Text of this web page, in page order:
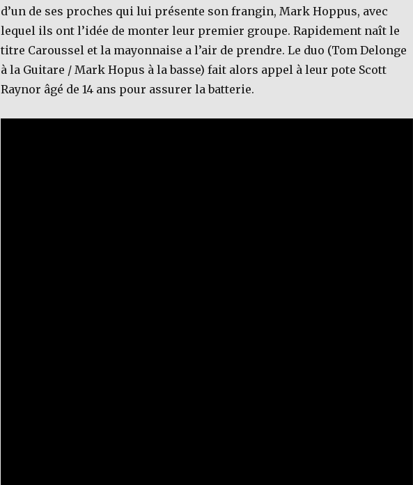
d’un de ses proches qui lui présente son frangin, Mark Hoppus, avec
lequel ils ont l’idée de monter leur premier groupe. Rapidement naît le
titre Caroussel et la mayonnaise a l’air de prendre. Le duo (Tom Delonge
à la Guitare / Mark Hopus à la basse) fait alors appel à leur pote Scott
Raynor âgé de 14 ans pour assurer la batterie.